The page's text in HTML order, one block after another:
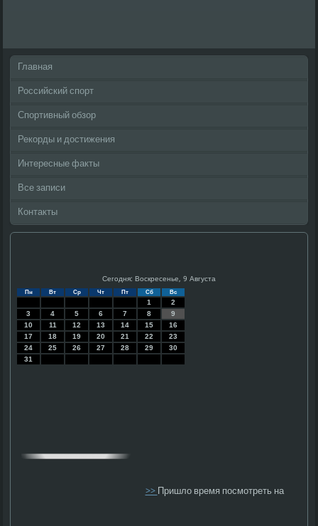
Главная
Российский спорт
Спортивный обзор
Рекорды и достижения
Интересные факты
Все записи
Контакты
Сегодня: Воскресенье, 9 Августа
Пн Вт Ср Чт Пт Сб Вс
1
2
3
4 5 6 7 8
9
10
11 12 13 14 15
16
17
18 19 20 21 22
23
24
25 26 27 28 29
30
31
>>Пришло время посмотреть на